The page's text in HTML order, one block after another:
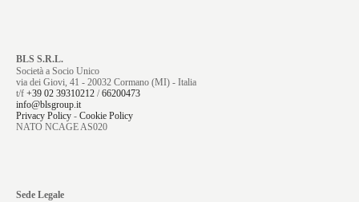
BLS S.R.L.
Società a Socio Unico
via dei Giovi, 41 - 20032 Cormano (MI) - Italia
t/f +39 02 39310212 /66200473
info@blsgroup.it
Privacy Policy - Cookie Policy
NATO NCAGE AS020
Sede Legale